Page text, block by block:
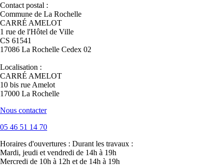
Contact postal :
Commune de La Rochelle
CARRÉ AMELOT
1 rue de l'Hôtel de Ville
CS 61541
17086 La Rochelle Cedex 02
Localisation :
CARRÉ AMELOT
10 bis rue Amelot
17000 La Rochelle
Nous contacter
05 46 51 14 70
Horaires d'ouvertures : Durant les travaux :
Mardi, jeudi et vendredi de 14h à 19h
Mercredi de 10h à 12h et de 14h à 19h